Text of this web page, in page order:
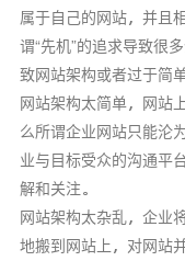
属于自己的网站，并且
谓“先机”的追求导致很
致网站架构或者过于简
网站架构太简单，网站
么所谓企业网站只能沦
业与目标受众的沟通平
解和关注。
网站架构太杂乱，企业
地搬到网站上，对网站